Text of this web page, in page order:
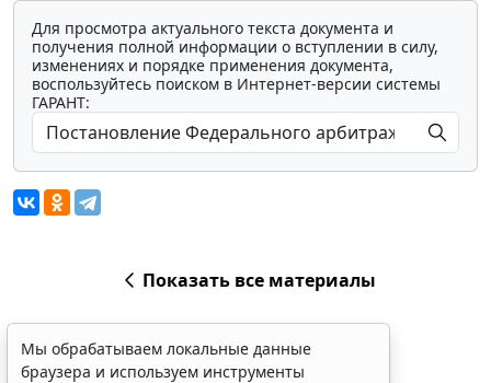
Для просмотра актуального текста документа и
получения полной информации о вступлении в силу,
изменениях и порядке применения документа,
воспользуйтесь поиском в Интернет-версии системы
ГАРАНТ:
Показать все материалы
Мы обрабатываем локальные данные
браузера и используем инструменты